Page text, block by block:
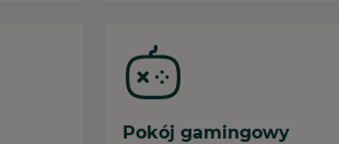
Pokój gamingowy